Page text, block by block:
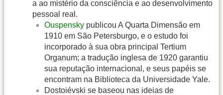
a ao mistério da consciência e ao desenvolvimento
pessoal real.
Ouspensky publicou A Quarta Dimensão em
1910 em São Petersburgo, e o estudo foi
incorporado à sua obra principal Tertium
Organum; a tradução inglesa de 1920 garantiu
sua reputação internacional, e seus papéis se
encontram na Biblioteca da Universidade Yale.
Dostoiévski se baseou nas ideias de